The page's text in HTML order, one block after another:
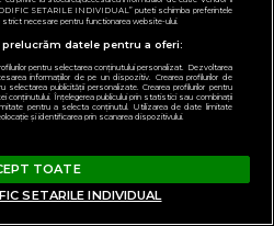
SETARILE INDIVIDUAL” puteti schimba preferintele
necesare pentru functionarea website-ului.
datele pentru a oferi:
pentru selectarea conținutului personalizat. Dezvoltarea
informațiilor de pe un dispozitiv. Crearea profilurilor de
selectarea publicității personalizate. Crearea profilurilor pentru
conținutului. Înțelegerea publicului prin statistici sau combinații
pentru a selecta conținutul. Utilizarea de date limitate
și identificarea prin scanarea dispozitivului.
TOATE
SETARILE INDIVIDUAL